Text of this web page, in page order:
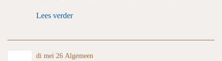
Lees verder
di mei 26 Algemeen